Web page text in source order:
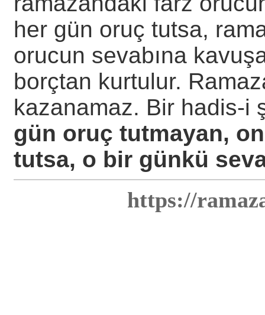
her gün oruç tutsa,
orucun sevabına
borçtan kurtulur.
kazanamaz. Bir hadis-i
gün oruç tutmayan,
tutsa, o bir günkü
https://